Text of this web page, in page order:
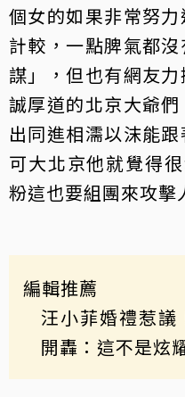
個女的如果非常努
計較，一點脾氣都
謀」，但也有網友
誠厚道的北京大爺
出同進相濡以沫能
可大北京他就覺得
粉這也要組團來攻擊
編輯推薦
汪小菲婚禮惹議
開轟：這不是炫